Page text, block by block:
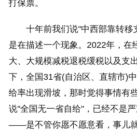
打保票。
十年前我们说"中西部靠转移
是在描述一个现象。2022年，在
大、大规模减税退税缓税以及支
下，全国31省(自治区、直辖市)
给率出现滑坡，那时觉得事情有
说"全国无一省自给"，已经不是
——是不管你愿不愿意看，事儿